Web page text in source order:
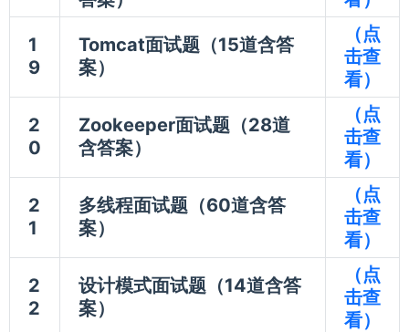
1
9
Tomcat面试题（15道含答
案）
（点
击查
看）
2
0
Zookeeper面试题（28道
含答案）
（点
击查
看）
2
1
多线程面试题（60道含答
案）
（点
击查
看）
2
2
设计模式面试题（14道含答
案）
（点
击查
看）